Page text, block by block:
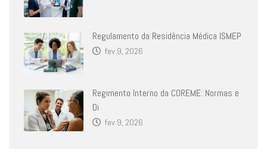
Regulamento da Residência Médica ISMEP
fev 9, 2026
Regimento Interno da COREME: Normas e
Di
fev 9, 2026